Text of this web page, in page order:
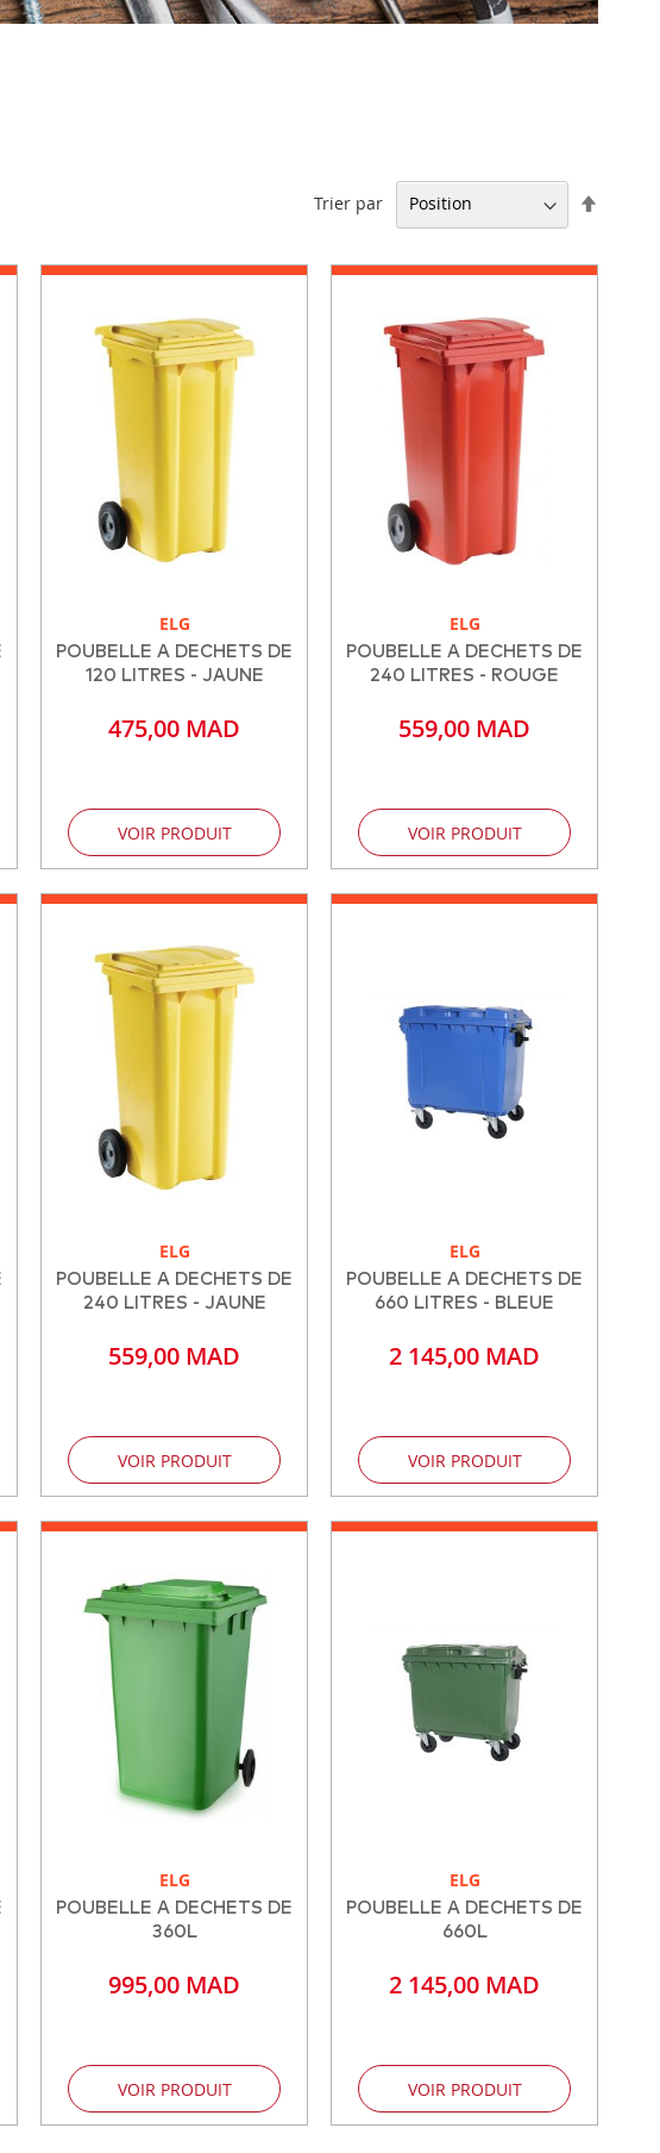
Trier par
ELG
POUBELLE A DECHETS DE
120 LITRES - JAUNE
475,00 MAD
VOIR PRODUIT
ELG
POUBELLE A DECHETS DE
240 LITRES - ROUGE
559,00 MAD
VOIR PRODUIT
ELG
POUBELLE A DECHETS DE
240 LITRES - JAUNE
559,00 MAD
VOIR PRODUIT
ELG
POUBELLE A DECHETS DE
660 LITRES - BLEUE
2 145,00 MAD
VOIR PRODUIT
ELG
POUBELLE A DECHETS DE
360L
995,00 MAD
VOIR PRODUIT
ELG
POUBELLE A DECHETS DE
660L
2 145,00 MAD
VOIR PRODUIT